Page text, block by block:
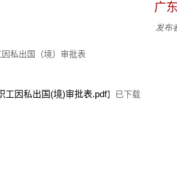
广
发布
私出国（境）审批表
工因私出国(境)审批表.pdf】已下载